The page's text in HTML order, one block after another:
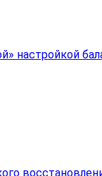
настройкой